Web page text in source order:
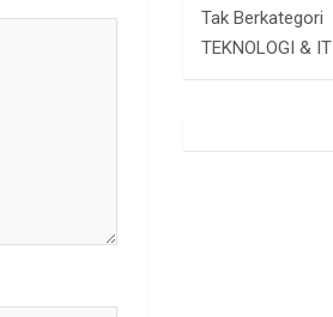
Tak Berkategori
TEKNOLOGI & IT